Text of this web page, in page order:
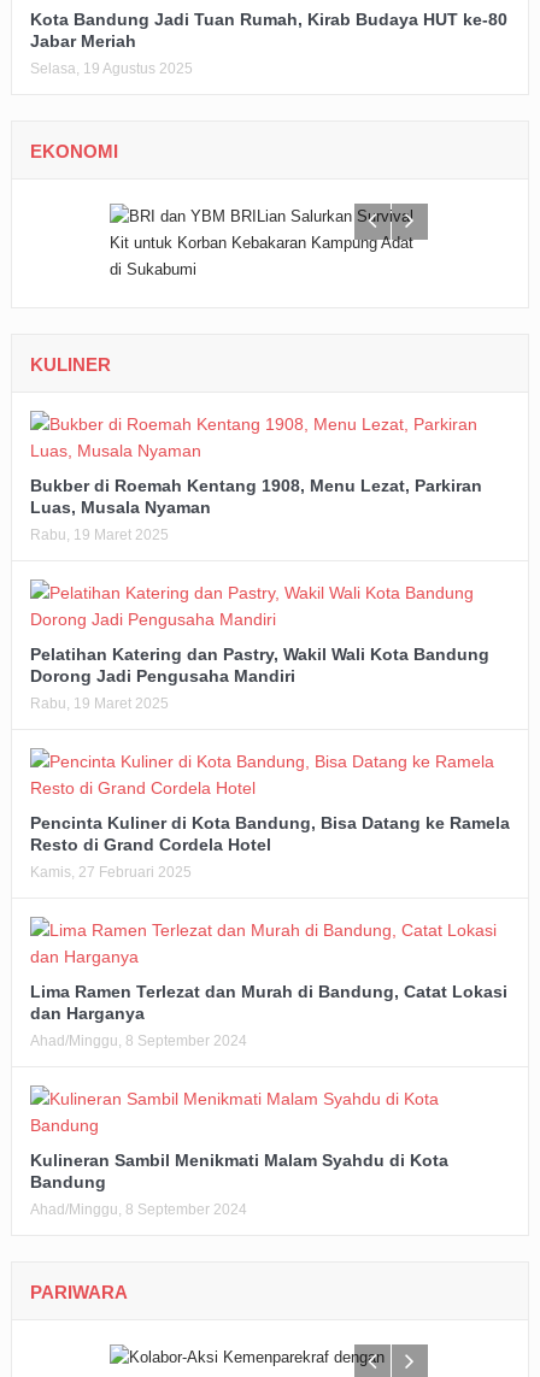
Kota Bandung Jadi Tuan Rumah, Kirab Budaya HUT ke-80
Jabar Meriah
Selasa, 19 Agustus 2025
EKONOMI
KULINER
Bukber di Roemah Kentang 1908, Menu Lezat, Parkiran
Luas, Musala Nyaman
Rabu, 19 Maret 2025
Pelatihan Katering dan Pastry, Wakil Wali Kota Bandung
Dorong Jadi Pengusaha Mandiri
Rabu, 19 Maret 2025
Pencinta Kuliner di Kota Bandung, Bisa Datang ke Ramela
Resto di Grand Cordela Hotel
Kamis, 27 Februari 2025
Lima Ramen Terlezat dan Murah di Bandung, Catat Lokasi
dan Harganya
Ahad/Minggu, 8 September 2024
Kulineran Sambil Menikmati Malam Syahdu di Kota
Bandung
Ahad/Minggu, 8 September 2024
PARIWARA